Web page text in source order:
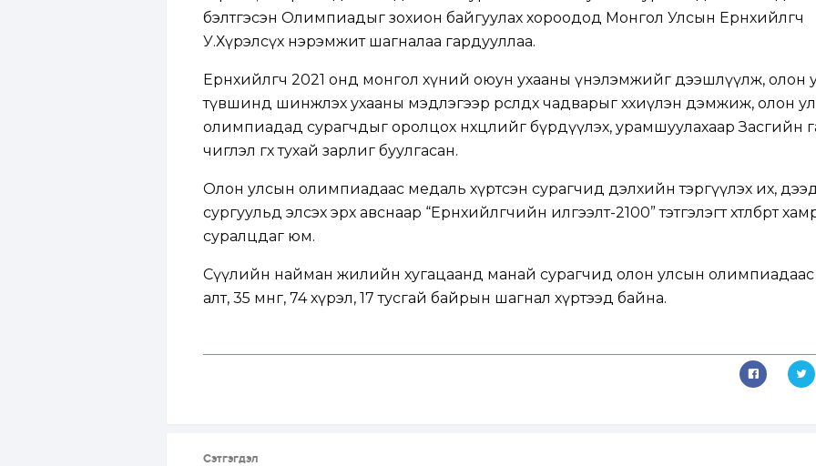
бэлтгэсэн Олимпиадыг зохион байгуулах хороодод Монгол Улсын Ерөнхийлөгч
У.Хүрэлсүх нэрэмжит шагналаа гардууллаа.
Ерөнхийлөгч 2021 онд монгол хүний оюун ухааны үнэлэмжийг дээшлүүлж, олон
түвшинд шинжлэх ухааны мэдлэгээр өрсөлдөх чадварыг хөхиүлэн дэмжиж, олон
олимпиадад сурагчдыг оролцох нөхцөлийг бүрдүүлэх, урамшуулахаар Засгийн
чиглэл өгөх тухай зарлиг буулгасан.
Олон улсын олимпиадаас медаль хүртсэн сурагчид дэлхийн тэргүүлэх их,
сургуульд элсэх эрх авснаар “Ерөнхийлөгчийн илгээлт-2100” тэтгэлэгт хөтөлбөрт
суралцдаг юм.
Сүүлийн найман жилийн хугацаанд манай сурагчид олон улсын
алт, 35 мөнгө, 74 хүрэл, 17 тусгай байрын шагнал хүртээд байна.
Сэтгэгдэл